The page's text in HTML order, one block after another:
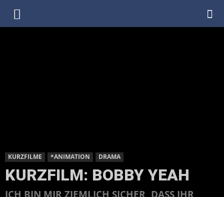
DenkfabrikBlog
KURZFILME *ANIMATION DRAMA
KURZFILM: BOBBY YEAH